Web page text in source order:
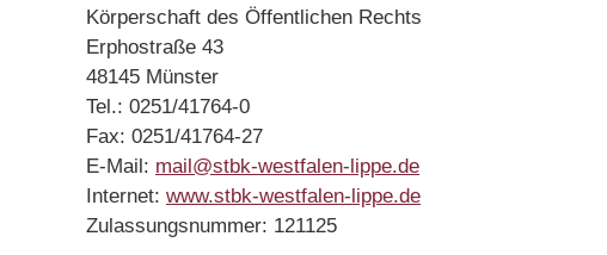
Körperschaft des Öffentlichen Rechts
Erphostraße 43
48145 Münster
Tel.: 0251/41764-0
Fax: 0251/41764-27
E-Mail: mail@stbk-westfalen-lippe.de
Internet: www.stbk-westfalen-lippe.de
Zulassungsnummer: 121125